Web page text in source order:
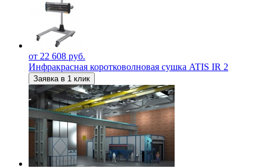
от 22 608 руб.
Инфракрасная коротковолновая сушка ATIS IR 2
Заявка в 1 клик